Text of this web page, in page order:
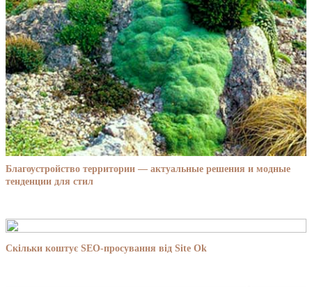
Благоустройство территории — актуальные решения и модные
тенденции для стил
Скільки коштує SEO-просування від Site Ok